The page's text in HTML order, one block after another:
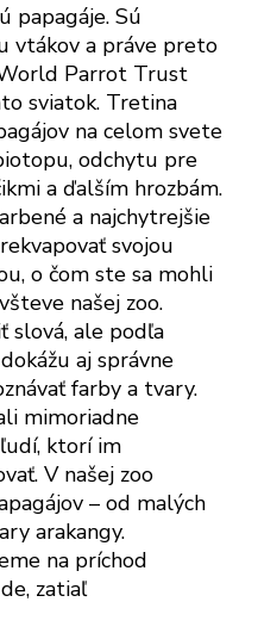
papagáje. Sú
vtákov a práve preto
Parrot Trust
sviatok. Tretina
na celom svete
odchytu pre
a ďalším hrozbám.
a najchytrejšie
svojou
o čom ste sa mohli
našej zoo.
slová, ale podľa
aj správne
farby a tvary.
mimoriadne
ktorí im
V našej zoo
– od malých
arakangy.
na príchod
zatiaľ